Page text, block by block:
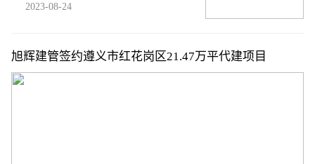
2023-08-24
旭辉建管签约遵义市红花岗区21.47万平代建项目